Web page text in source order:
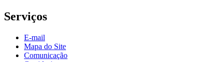
Serviços
E-mail
Mapa do Site
Comunicação